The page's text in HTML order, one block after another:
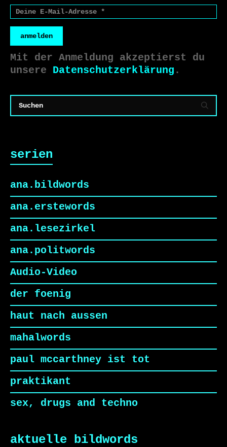
anmelden
Mit der Anmeldung akzeptierst du
unsere Datenschutzerklärung .
serien
ana.bildwords
ana.erstewords
ana.lesezirkel
ana.politwords
Audio-Video
der foenig
haut nach aussen
mahalwords
paul mccarthney ist tot
praktikant
sex, drugs and techno
aktuelle bildwords